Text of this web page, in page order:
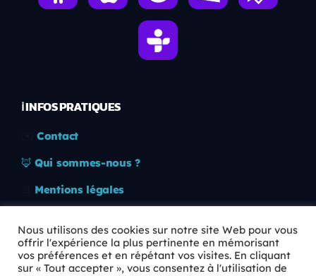
ℹ️ INFOS PRATIQUES
Contact
🦊 Qui sommes-nous ?
Mentions légales
🛡️ RGPD
Nous utilisons des cookies sur notre site Web pour vous
offrir l'expérience la plus pertinente en mémorisant
vos préférences et en répétant vos visites. En cliquant
sur « Tout accepter », vous consentez à l'utilisation de